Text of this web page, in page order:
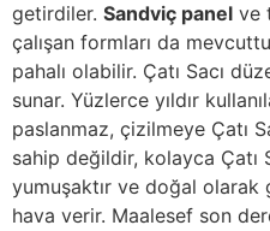
getirdiler. Sandviç panel ve
çalışan formları da
pahalı olabilir. Çatı Sacı
sunar. Yüzlerce yıldır
paslanmaz, çizilmeye Çatı
sahip değildir, kolayca Çatı
yumuşaktır ve doğal olarak
hava verir. Maalesef son